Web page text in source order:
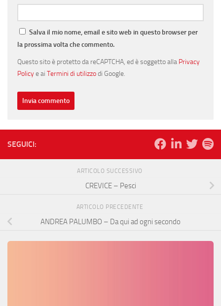
Salva il mio nome, email e sito web in questo browser per
la prossima volta che commento.
Questo sito è protetto da reCAPTCHA, ed è soggetto alla Privacy
Policye ai Termini di utilizzodi Google.
SEGUICI:
ARTICOLO SUCCESSIVO
CREVICE – Pesci
ARTICOLO PRECEDENTE
ANDREA PALUMBO – Da qui ad ogni secondo